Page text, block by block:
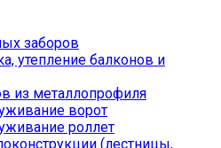
заборов
утепление балконов и
из металлопрофиля
ворот
роллет
(лестницы,